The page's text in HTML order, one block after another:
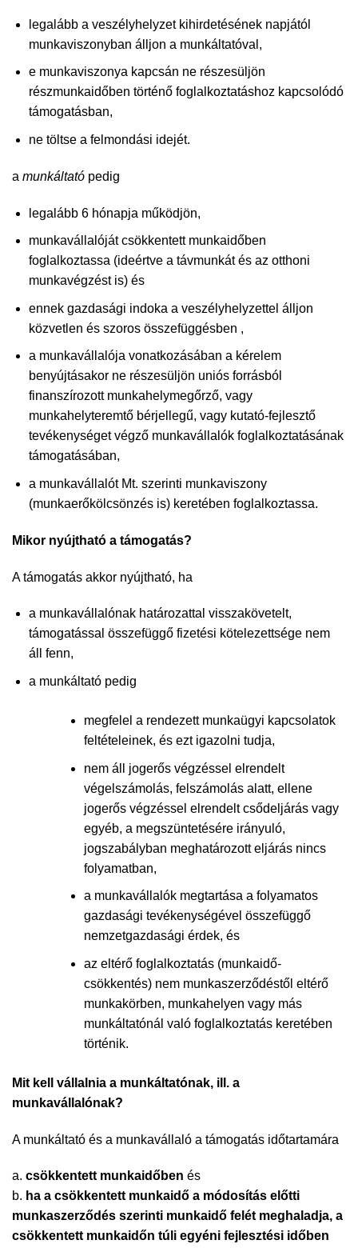
legalább a veszélyhelyzet kihirdetésének napjától
munkaviszonyban álljon a munkáltatóval,
e munkaviszonya kapcsán ne részesüljön
részmunkaidőben történő foglalkoztatáshoz kapcsolódó
támogatásban,
ne töltse a felmondási idejét.
a munkáltató pedig
legalább 6 hónapja működjön,
munkavállalóját csökkentett munkaidőben
foglalkoztassa (ideértve a távmunkát és az otthoni
munkavégzést is) és
ennek gazdasági indoka a veszélyhelyzettel álljon
közvetlen és szoros összefüggésben ,
a munkavállalója vonatkozásában a kérelem
benyújtásakor ne részesüljön uniós forrásból
finanszírozott munkahelymegőrző, vagy
munkahelyteremtő bérjellegű, vagy kutató-fejlesztő
tevékenységet végző munkavállalók foglalkoztatásának
támogatásában,
a munkavállalót Mt. szerinti munkaviszony
(munkaerőkölcsönzés is) keretében foglalkoztassa.
Mikor nyújtható a támogatás?
A támogatás akkor nyújtható, ha
a munkavállalónak határozattal visszakövetelt,
támogatással összefüggő fizetési kötelezettsége nem
áll fenn,
a munkáltató pedig
megfelel a rendezett munkaügyi kapcsolatok
feltételeinek, és ezt igazolni tudja,
nem áll jogerős végzéssel elrendelt
végelszámolás, felszámolás alatt, ellene
jogerős végzéssel elrendelt csődeljárás vagy
egyéb, a megszüntetésére irányuló,
jogszabályban meghatározott eljárás nincs
folyamatban,
a munkavállalók megtartása a folyamatos
gazdasági tevékenységével összefüggő
nemzetgazdasági érdek, és
az eltérő foglalkoztatás (munkaidő-
csökkentés) nem munkaszerződéstől eltérő
munkakörben, munkahelyen vagy más
munkáltatónál való foglalkoztatás keretében
történik.
Mit kell vállalnia a munkáltatónak, ill. a
munkavállalónak?
A munkáltató és a munkavállaló a támogatás időtartamára
a. csökkentett munkaidőben és
b. ha a csökkentett munkaidő a módosítás előtti
munkaszerződés szerinti munkaidő felét meghaladja, a
csökkentett munkaidőn túli egyéni fejlesztési időben